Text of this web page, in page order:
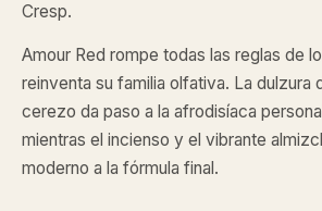
Cresp.
Amour Red rompe todas las reglas de
reinventa su familia olfativa. La dulzura
cerezo da paso a la afrodisíaca
mientras el incienso y el vibrante
moderno a la fórmula final.